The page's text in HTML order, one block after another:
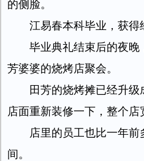
的侧脸。
江易春本科毕业，获得
毕业典礼结束后的夜晚
芳婆婆的烧烤店聚会。
田芳的烧烤摊已经升
店面重新装修一下，整个店
店里的员工也比一年
间。